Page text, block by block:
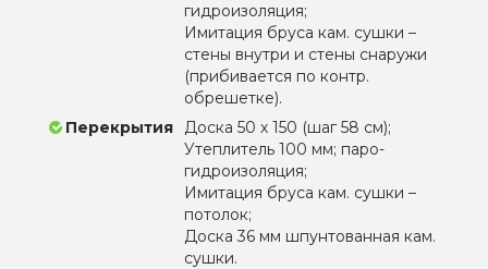
гидроизоляция;
Имитация бруса кам. сушки –
стены внутри и стены снаружи
(прибивается по контр.
обрешетке).
Перекрытия
Доска 50 х 150 (шаг 58 см);
Утеплитель 100 мм; паро-
гидроизоляция;
Имитация бруса кам. сушки –
потолок;
Доска 36 мм шпунтованная кам.
сушки.